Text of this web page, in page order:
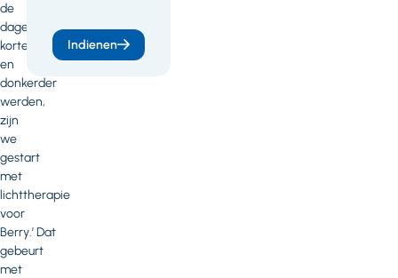
de
dagen
korter
en
donkerder
werden,
zijn
we
gestart
met
lichttherapie
voor
Berry.’ Dat
gebeurt
met
Indienen